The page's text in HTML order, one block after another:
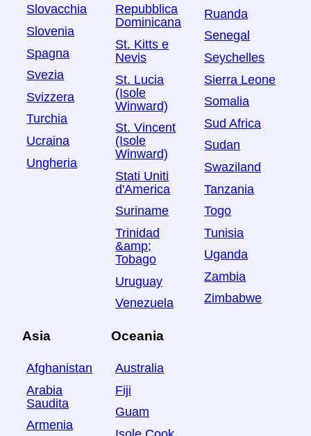
Slovacchia
Slovenia
Spagna
Svezia
Svizzera
Turchia
Ucraina
Ungheria
Repubblica
Dominicana
St. Kitts e
Nevis
St. Lucia
(Isole
Winward)
St. Vincent
(Isole
Winward)
Stati Uniti
d'America
Suriname
Trinidad
&amp;
Tobago
Uruguay
Venezuela
Ruanda
Senegal
Seychelles
Sierra Leone
Somalia
Sud Africa
Sudan
Swaziland
Tanzania
Togo
Tunisia
Uganda
Zambia
Zimbabwe
Asia
Afghanistan
Arabia
Saudita
Armenia
Oceania
Australia
Fiji
Guam